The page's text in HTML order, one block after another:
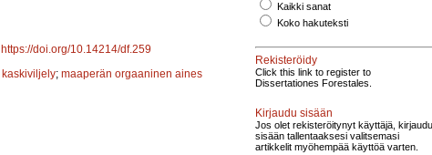
https://doi.org/10.14214/df.259
kaskiviljely; maaperän orgaaninen aines
Kaikki sanat
Koko hakuteksti
Rekisteröidy
Click this link to register to
Dissertationes Forestales.
Kirjaudu sisään
Jos olet rekisteröitynyt käyttäjä, kirjaudu
sisään tallentaaksesi valitsemasi
artikkelit myöhempää käyttöä varten.